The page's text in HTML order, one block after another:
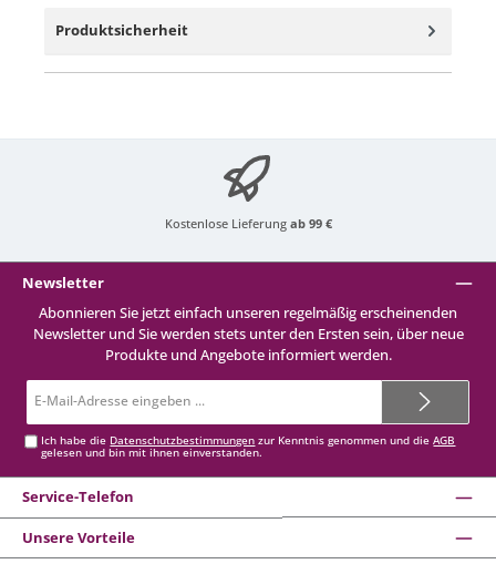
Produktsicherheit
Kostenlose Lieferung ab 99 €
Newsletter
Abonnieren Sie jetzt einfach unseren regelmäßig erscheinenden
Newsletter und Sie werden stets unter den Ersten sein, über neue
Produkte und Angebote informiert werden.
Mail-
Ich habe die Datenschutzbestimmungen zur Kenntnis genommen und dieAGB
gelesen und bin mit ihnen einverstanden.
Service-Telefon
Unsere Vorteile